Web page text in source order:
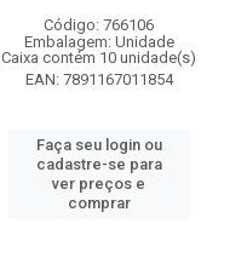
Código: 766106
Embalagem: Unidade
Caixa contém 10 unidade(s)
EAN: 7891167011854
Faça seu login ou
cadastre-se para
ver preços e
comprar